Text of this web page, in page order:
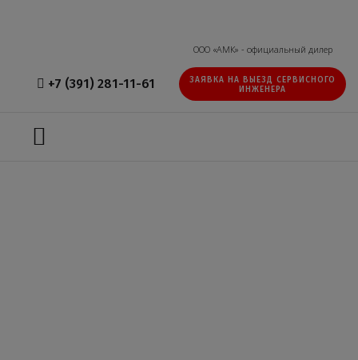
ООО «АМК» - официальный дилер
+7 (391) 281-11-61
ЗАЯВКА НА ВЫЕЗД СЕРВИСНОГО
ИНЖЕНЕРА